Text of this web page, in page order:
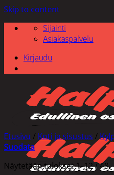
Skip to content
Sijainti
Asiakaspalvelu
Kirjaudu
Etusivu / Koti ja sisustus /
Suodata
Näytetään tulokset 1–12 / 48